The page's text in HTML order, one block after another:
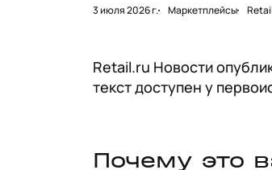
3 июля 2026 г. Маркетплейсы
Retail.ru Новости
текст доступен у
Почему это